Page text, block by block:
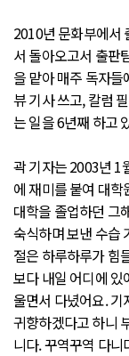
2010년 문화부에서
서 돌아오고서 출판
을 맡아 매주 독자들
뷰 기사 쓰고, 칼럼
는 일을 6년째 하고
곽 기자는 2003년 1
에 재미를 붙여 대
대학을 졸업하던 그
숙식하며 보낸 수습
절은 하루하루가 힘
보다 내일 어디에 있
울면서 다녔어요.
귀향하겠다고 하니
니다. 꾸역꾸역 다